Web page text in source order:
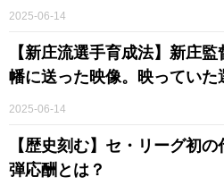
2025-06-14
【新庄流選手育成法】新庄
幡に送った映像。映っていた
2025-06-14
【歴史刻む】セ・リーグ初
弾応酬とは？